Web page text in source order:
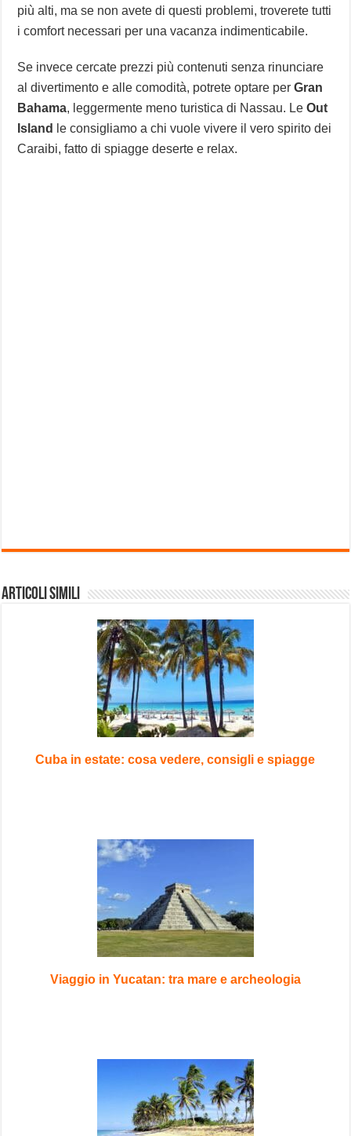
più alti, ma se non avete di questi problemi, troverete tutti
i comfort necessari per una vacanza indimenticabile.
Se invece cercate prezzi più contenuti senza rinunciare
al divertimento e alle comodità, potrete optare perGran
Bahama, leggermente meno turistica di Nassau. LeOut
Island
le consigliamo a chi vuole vivere il vero spirito dei
Caraibi, fatto di spiagge deserte e relax.
Articoli Simili
Cuba in estate: cosa vedere, consigli e spiagge
Viaggio in Yucatan: tra mare e archeologia